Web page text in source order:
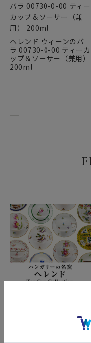
ヘレンド ウィーンのバ
ラ 00730-0-00 ティーカ
ップ＆ソーサー（兼用）
200ml